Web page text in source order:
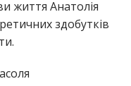
життя Анатолія
здобутків